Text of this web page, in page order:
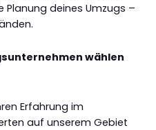
Planung deines Umzugs –
wählen
Erfahrung im
auf unserem Gebiet